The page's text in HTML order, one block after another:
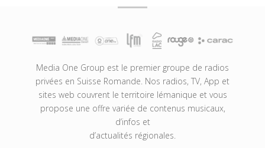
Media One Group est le premier groupe de radios
privées en Suisse Romande. Nos radios, TV, App et
sites web couvrent le territoire lémanique et vous
propose une offre variée de contenus musicaux,
d’infos et
d’actualités régionales.